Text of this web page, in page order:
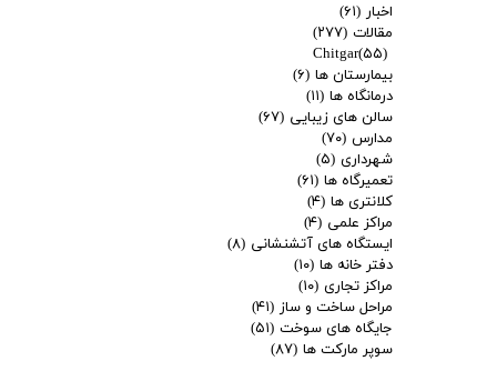
اخبار (۶۱)
مقالات (۲۷۷)
Chitgar(۵۵)
بیمارستان ها (۶)
درمانگاه ها (۱۱)
سالن های زیبایی (۶۷)
مدارس (۷۰)
شهرداری (۵)
تعمیرگاه ها (۶۱)
کلانتری ها (۴)
مراکز علمی (۴)
ایستگاه های آتشنشانی (۸)
دفتر خانه ها (۱۰)
مراکز تجاری (۱۰)
مراحل ساخت و ساز (۴۱)
جایگاه های سوخت (۵۱)
سوپر مارکت ها (۸۷)